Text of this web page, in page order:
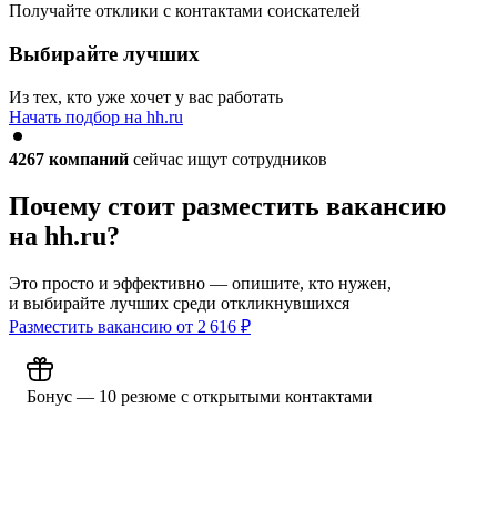
Получайте отклики с контактами соискателей
Выбирайте лучших
Из тех, кто уже хочет у вас работать
Начать подбор на hh.ru
4267 компаний сейчас ищут сотрудников
Почему стоит разместить вакансию
на hh.ru?
Это просто и эффективно — опишите, кто нужен,
и выбирайте лучших среди откликнувшихся
Разместить вакансию от 2 616 ₽
Бонус — 10 резюме с открытыми контактами